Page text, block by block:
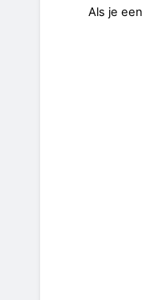
Als je